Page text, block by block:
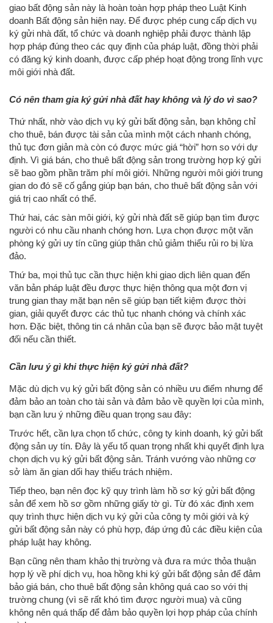
giao bất động sản này là hoàn toàn hợp pháp theo Luật Kinh
doanh Bất động sản hiện nay. Để được phép cung cấp dịch vụ
ký gửi nhà đất, tổ chức và doanh nghiệp phải được thành lập
hợp pháp đúng theo các quy định của pháp luật, đồng thời phải
có đăng ký kinh doanh, được cấp phép hoạt động trong lĩnh vực
môi giới nhà đất.
Có nên tham gia ký gửi nhà đất hay không và lý do vì sao?
Thứ nhất, nhờ vào dịch vụ ký gửi bất động sản, bạn không chỉ
cho thuê, bán được tài sản của mình một cách nhanh chóng,
thủ tục đơn giản mà còn có được mức giá “hời” hơn so với dự
định. Vì giá bán, cho thuê bất động sản trong trường hợp ký gửi
sẽ bao gồm phần trăm phí môi giới. Những người môi giới trung
gian do đó sẽ cố gắng giúp bạn bán, cho thuê bất động sản với
giá trị cao nhất có thể.
Thứ hai, các sàn môi giới, ký gửi nhà đất sẽ giúp bạn tìm được
người có nhu cầu nhanh chóng hơn. Lựa chọn được một văn
phòng ký gửi uy tín cũng giúp thân chủ giảm thiểu rủi ro bị lừa
đảo.
Thứ ba, mọi thủ tục cần thực hiện khi giao dịch liên quan đến
văn bản pháp luật đều được thực hiện thông qua một đơn vị
trung gian thay mặt bạn nên sẽ giúp bạn tiết kiệm được thời
gian, giải quyết được các thủ tục nhanh chóng và chính xác
hơn. Đặc biệt, thông tin cá nhân của bạn sẽ được bảo mật tuyệt
đối nếu cần thiết.
Cần lưu ý gì khi thực hiện ký gửi nhà đất?
Mặc dù dịch vụ ký gửi bất động sản có nhiều ưu điểm nhưng để
đảm bảo an toàn cho tài sản và đảm bảo về quyền lợi của mình,
bạn cần lưu ý những điều quan trọng sau đây:
Trước hết, cần lựa chọn tổ chức, công ty kinh doanh, ký gửi bất
động sản uy tín. Đây là yếu tố quan trọng nhất khi quyết định lựa
chọn dịch vụ ký gửi bất động sản. Tránh vướng vào những cơ
sở làm ăn gian dối hay thiếu trách nhiệm.
Tiếp theo, bạn nên đọc kỹ quy trình làm hồ sơ ký gửi bất động
sản để xem hồ sơ gồm những giấy tờ gì. Từ đó xác định xem
quy trình thực hiện dịch vụ ký gửi của công ty môi giới và ký
gửi bất động sản này có phù hợp, đáp ứng đủ các điều kiện của
pháp luật hay không.
Bạn cũng nên tham khảo thị trường và đưa ra mức thỏa thuận
hợp lý về phí dịch vụ, hoa hồng khi ký gửi bất động sản để đảm
bảo giá bán, cho thuê bất động sản không quá cao so với thị
trường chung (vì sẽ rất khó tìm được người mua) và cũng
không nên quá thấp để đảm bảo quyền lợi hợp pháp của chính